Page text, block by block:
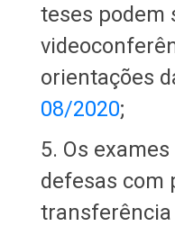
teses podem
orientações
08/2020;
5. Os
defesas com
transferência